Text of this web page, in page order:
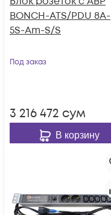
BONCH-ATS/PDU 8A-
5S-Am-S/S
Под заказ
3 216 472 сум
В корзину